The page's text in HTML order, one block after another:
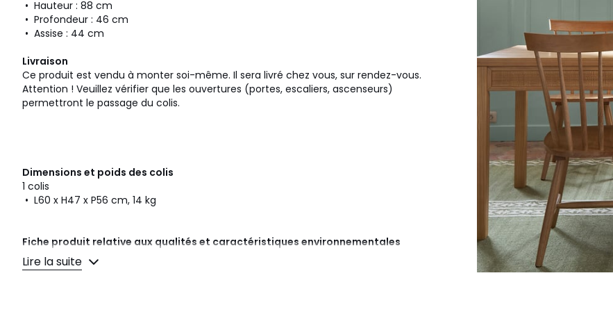
• Hauteur : 88 cm
• Profondeur : 46 cm
• Assise : 44 cm
Livraison
Ce produit est vendu à monter soi-même. Il sera livré chez vous, sur rendez-vous.
Attention ! Veuillez vérifier que les ouvertures (portes, escaliers, ascenseurs)
permettront le passage du colis.
Dimensions et poids des colis
1 colis
• L60 x H47 x P56 cm, 14 kg
Fiche produit relative aux qualités et caractéristiques environnementales
• Produit totalement recyclable.
Lire la suite